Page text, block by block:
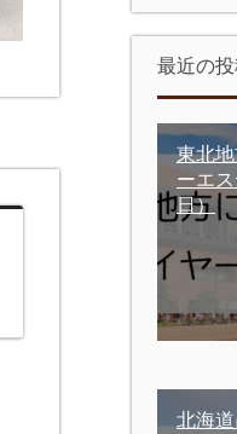
最近の
東北
ーエ
日）
北海